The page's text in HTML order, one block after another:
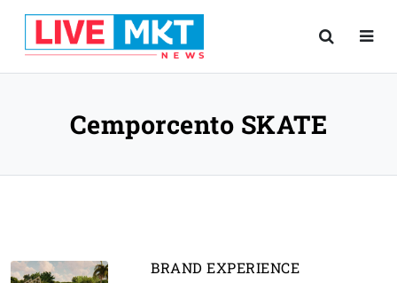
Cemporcento SKATE
BRAND EXPERIENCE